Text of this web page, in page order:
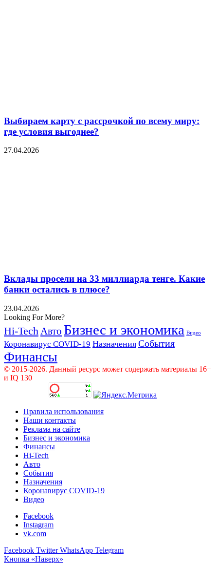
Выбираем карту с рассрочкой по всему миру:
где условия выгоднее?
27.04.2026
Вклады просели на 33 миллиарда тенге. Какие
банки остались в плюсе?
23.04.2026
Looking For More?
Hi-Tech Авто Бизнес и экономика Видео
Коронавирус COVID-19 Назначения События
Финансы
© 2015-2026. Данный ресурс может содержать материалы 16+
и IQ 130
Правила использования
Наши контакты
Реклама на сайте
Бизнес и экономика
Финансы
Hi-Tech
Авто
События
Назначения
Коронавирус COVID-19
Видео
Facebook
Instagram
vk.com
Facebook Twitter WhatsApp Telegram
Кнопка «Наверх»